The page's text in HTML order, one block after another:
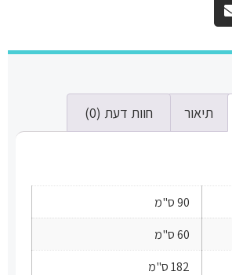
תיאור חוות דעת (0)
90 ס"מ
60 ס"מ
182 ס"מ